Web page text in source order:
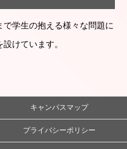
学生の抱える様々な問題に
けています。
キャンパスマップ
プライバシーポリシー